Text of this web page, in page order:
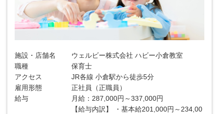
施設・店舗名
ウェルビー株式会社 ハビー小倉教室
職種
保育士
アクセス
JR各線 小倉駅から徒歩5分
雇用形態
正社員（正職員）
給与
月給：287,000円～337,000円
【給与内訳】 ・基本給201,000円～234,00